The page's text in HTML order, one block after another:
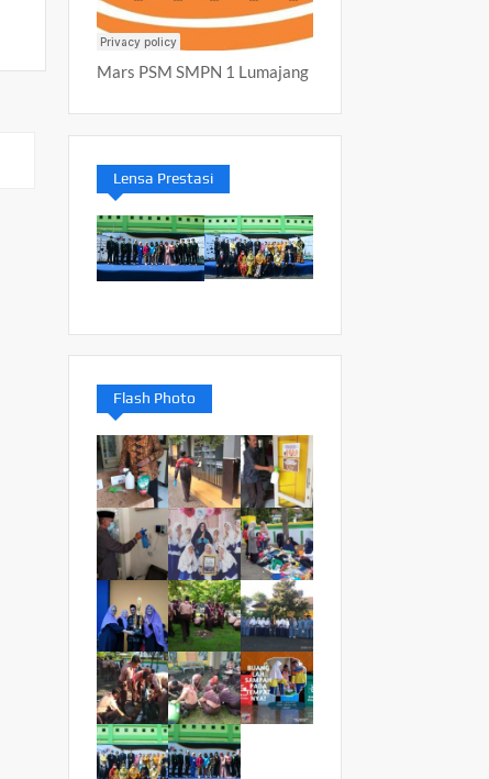
Mars PSM SMPN 1 Lumajang
Lensa Prestasi
Flash Photo